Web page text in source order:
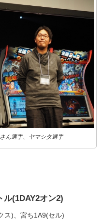
ん選手、ヤマシタ選手
ル(1DAY2オン2)
ス)、宮ち1A9(セル)